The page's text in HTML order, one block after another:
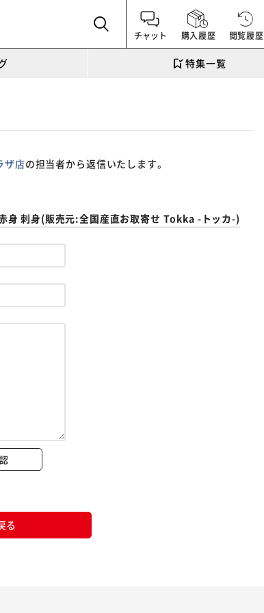
チャット 購入履歴 閲覧履歴
特集一覧
ザ店の担当者から返信いたします。
身 刺身(販売元:全国産直お取寄せ Tokka -トッカ-)
る
購入手続きへ